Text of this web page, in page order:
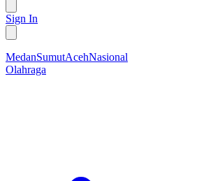
Sign In
MedanSumutAcehNasional
Olahraga